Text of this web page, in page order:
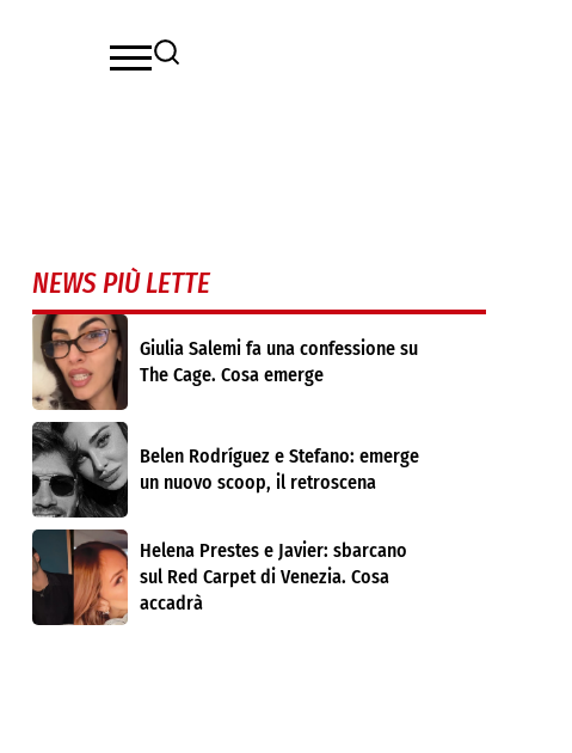
NEWS PIÙ LETTE
Giulia Salemi fa una confessione su
The Cage. Cosa emerge
Belen Rodríguez e Stefano: emerge
un nuovo scoop, il retroscena
Helena Prestes e Javier: sbarcano
sul Red Carpet di Venezia. Cosa
accadrà